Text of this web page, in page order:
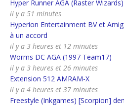
Hyper Runner AGA (Raster
il y a 51 minutes
Hyperion Entertainment BV et
à un accord
il y a 3 heures et 12 minutes
Worms DC AGA (1997 Team17)
il y a 3 heures et 26 minutes
Extension 512 AMRAM-X
il y a 4 heures et 37 minutes
Freestyle (Inkgames) [Scorpion]